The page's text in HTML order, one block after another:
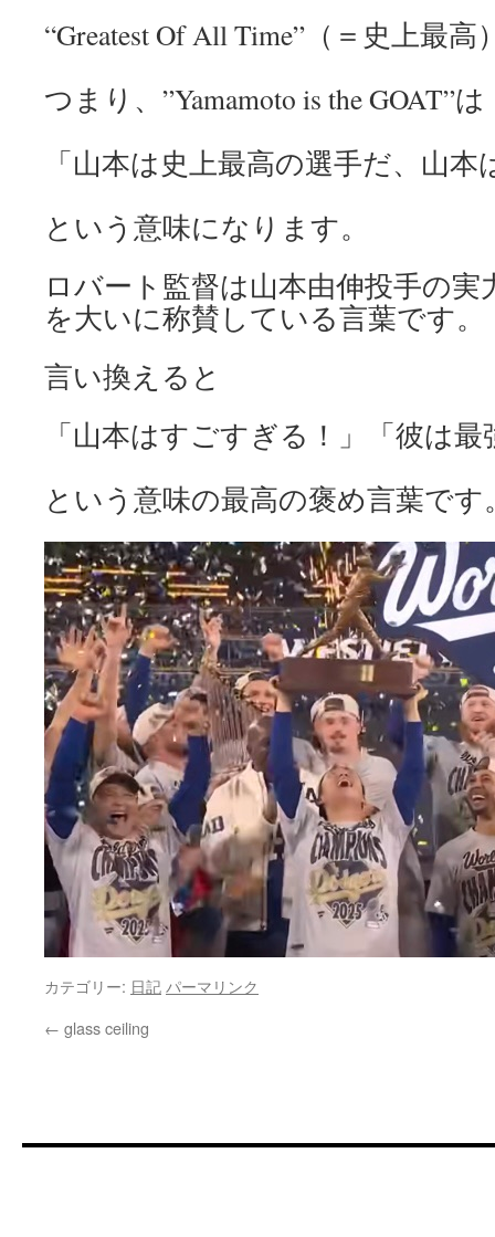
“Greatest Of All Time”（＝史上最
つまり、”Yamamoto is the GOAT”は
「山本は史上最高の選手だ、山本
という意味になります。
ロバート監督は山本由伸投手の
を大いに称賛している言葉です。
言い換えると
「山本はすごすぎる！」「彼は最
という意味の最高の褒め言葉です
カテゴリー: 日記 パーマリンク
← glass ceiling